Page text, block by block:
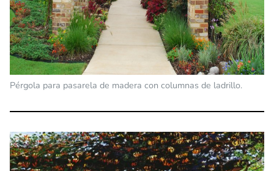
Pérgola para pasarela de madera con columnas de ladrillo.